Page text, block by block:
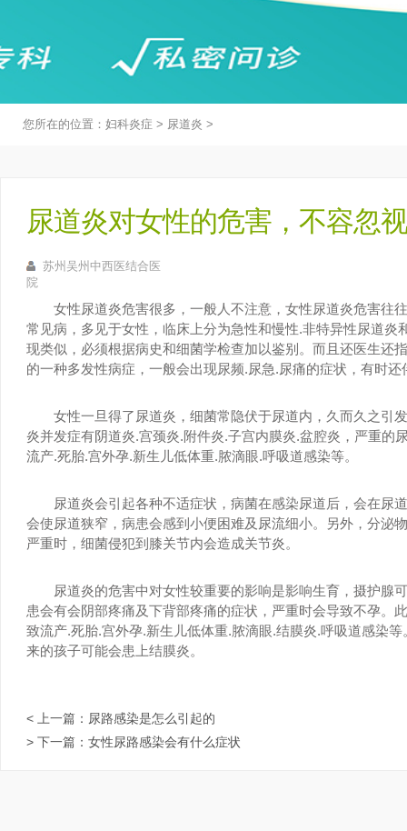
您所在的位置： 妇科炎症 > 尿道炎 >
尿道炎对女性的危害，不容忽视
苏州吴州中西医结合医
院
女性尿道炎危害很多，一般人不注意，女性尿道炎危害往
常见病，多见于女性，临床上分为急性和慢性.非特异性尿道炎
现类似，必须根据病史和细菌学检查加以鉴别。而且还医生还
的一种多发性病症，一般会出现尿频.尿急.尿痛的症状，有时
女性一旦得了尿道炎，细菌常隐伏于尿道内，久而久之引
炎并发症有阴道炎.宫颈炎.附件炎.子宫内膜炎.盆腔炎，严重的
流产.死胎.宫外孕.新生儿低体重.脓滴眼.呼吸道感染等。
尿道炎会引起各种不适症状，病菌在感染尿道后，会在尿
会使尿道狭窄，病患会感到小便困难及尿流细小。另外，分泌
严重时，细菌侵犯到膝关节内会造成关节炎。
尿道炎的危害中对女性较重要的影响是影响生育，摄护腺
患会有会阴部疼痛及下背部疼痛的症状，严重时会导致不孕。
致流产.死胎.宫外孕.新生儿低体重.脓滴眼.结膜炎.呼吸道感染
来的孩子可能会患上结膜炎。
< 上一篇： 尿路感染是怎么引起的
> 下一篇： 女性尿路感染会有什么症状